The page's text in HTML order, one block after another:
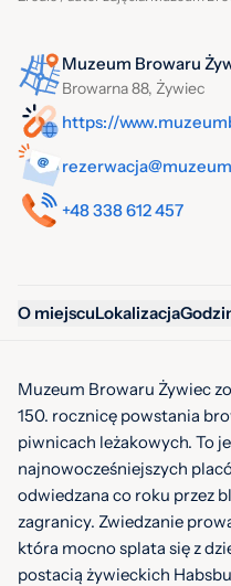
Muzeum Browaru
Browarna 88, Żywiec
https://
+48 338 612 457
O miejscuLokalizacja
Muzeum Browaru Żywiec
150. rocznicę powstania
piwnicach leżakowych. To
najnowocześniejszych
odwiedzana co roku przez
zagranicy. Zwiedzanie
która mocno splata się z
postacią żywieckich